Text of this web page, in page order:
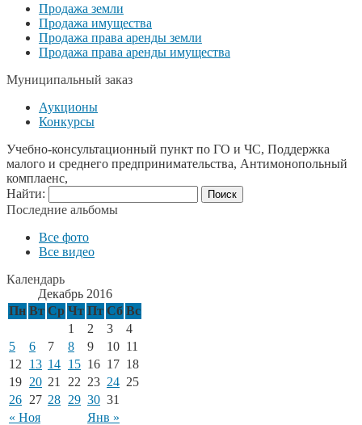
Продажа земли
Продажа имущества
Продажа права аренды земли
Продажа права аренды имущества
Муниципальный заказ
Аукционы
Конкурсы
Учебно-консультационный пункт по ГО и ЧС, Поддержка
малого и среднего предпринимательства, Антимонопольный
комплаенс,
Найти:
Последние альбомы
Все фото
Все видео
Календарь
Декабрь 2016
Пн Вт Ср Чт Пт Сб Вс
« Ноя Янв »
1 2 3
4
5
6 7 8 9 10 11
12
13 14 15 16 17 18
19 20 21 22 23 24 25
26 27 28 29 30 31